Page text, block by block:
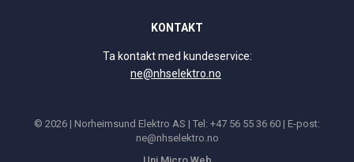
KONTAKT
Ta kontakt med kundeservice:
ne@nhselektro.no
© 2026 | Norheimsund Elektro AS | Tel: +47 56 55 36 60 | E-post:
ne@nhselektro.no